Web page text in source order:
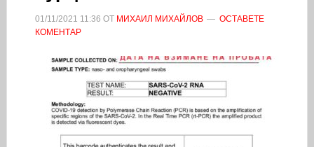
01/11/2021 11:36 ОТ МИХАИЛ МИХАЙЛОВ
ОСТАВЕТЕ
КОМЕНТАР